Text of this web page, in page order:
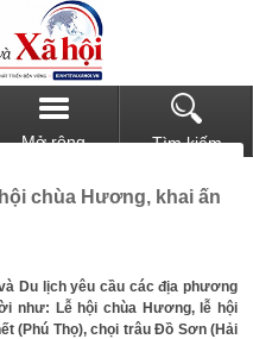
Mở rộng Tìm kiếm
chùa Hương, khai ấn
Du lịch yêu cầu các địa phương
như: Lễ hội chùa Hương, lễ hội
(Phú Thọ), chọi trâu Đồ Sơn (Hải